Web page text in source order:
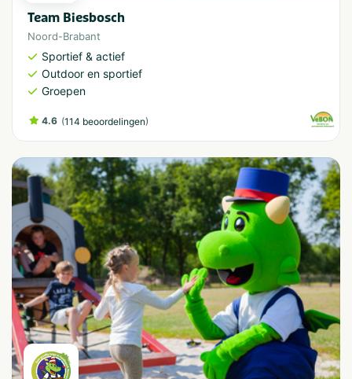
Team Biesbosch
Noord-Brabant
Sportief & actief
Outdoor en sportief
Groepen
4.6 (114 beoordelingen)